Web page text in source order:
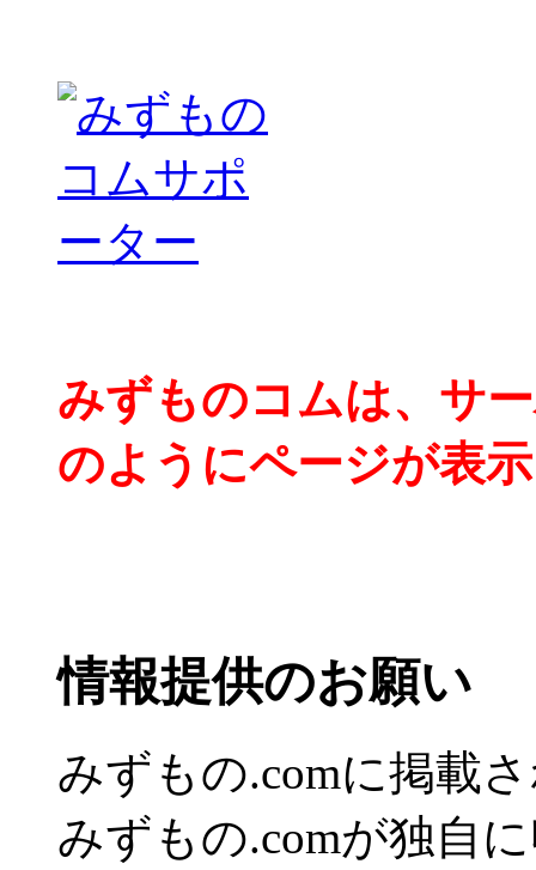
みずものコムは、サ
のようにページが表
情報提供のお願い
みずもの.comに掲載
みずもの.comが独自